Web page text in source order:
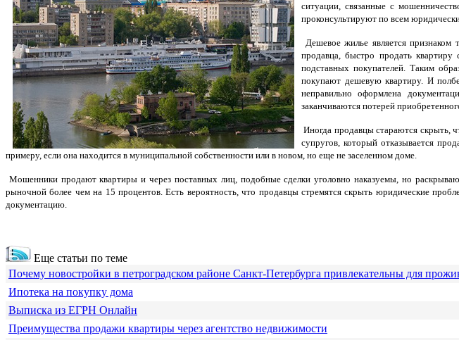
ситуации, связанные с
проконсультируют по всем
Дешевое жилье является
продавца, быстро продать квартиру
подставных покупателей. Таким
покупают дешевую квартиру. И
неправильно оформлена
заканчиваются потерей
Иногда продавцы стараются скрыть,
супругов, который отказывается
примеру, если она находится в муниципальной собственности или в новом, но еще не заселенном доме.
Мошенники продают квартиры и через поставных лиц, подобные сделки уголовно наказуемы, но
рыночной более чем на 15 процентов. Есть вероятность, что продавцы стремятся скрыть юридические
документацию.
Еще статьи по теме
Почему новостройки в петроградском районе Санкт-Петербурга привлекательны для
Ипотека на покупку дома
Выписка из ЕГРН Онлайн
Преимущества продажи квартиры через агентство недвижимости